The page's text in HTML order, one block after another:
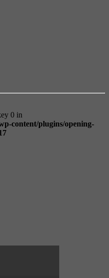
0 in
content/plugins/opening-